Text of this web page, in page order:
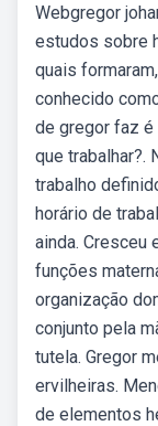
Webgregor
estudos sobre
quais
conhecido
de gregor faz é
que trabalhar?.
trabalho
horário de
ainda. Cresceu
funções
organização
conjunto pela
tutela. Gregor
ervilheiras.
de elementos